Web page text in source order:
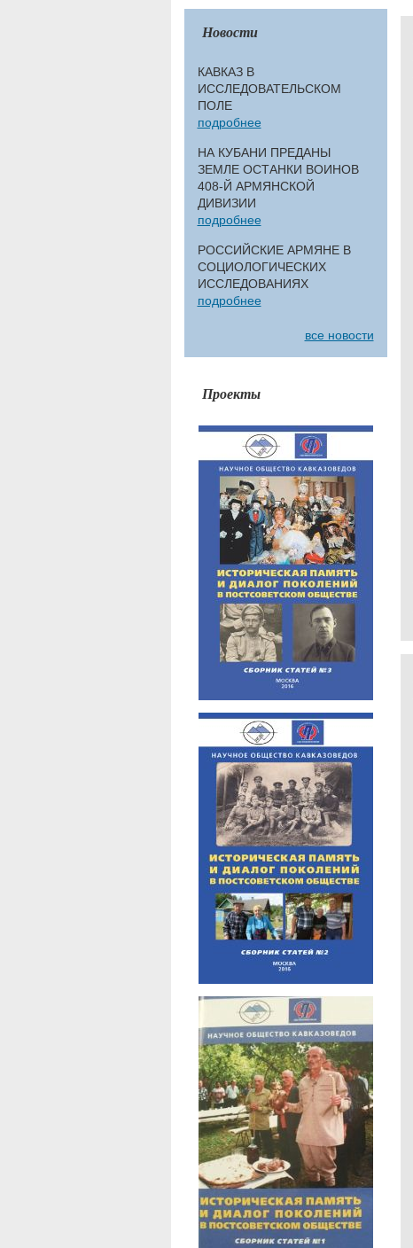
Новости
КАВКАЗ В
ИССЛЕДОВАТЕЛЬСКОМ
ПОЛЕ
подробнее
НА КУБАНИ ПРЕДАНЫ
ЗЕМЛЕ ОСТАНКИ ВОИНОВ
408-Й АРМЯНСКОЙ
ДИВИЗИИ
подробнее
РОССИЙСКИЕ АРМЯНЕ В
СОЦИОЛОГИЧЕСКИХ
ИССЛЕДОВАНИЯХ
подробнее
все новости
Проекты